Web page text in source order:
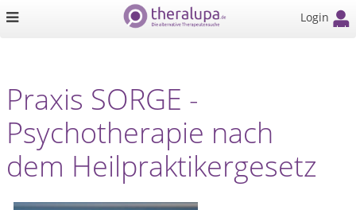
Login
Praxis SORGE -
Psychotherapie nach
dem Heilpraktikergesetz